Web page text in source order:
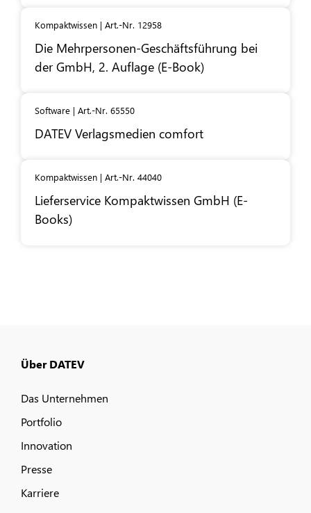
Kompaktwissen | Art.-Nr. 12958
Die Mehrpersonen-Geschäftsführung bei
der GmbH, 2. Auflage (E-Book)
Software | Art.-Nr. 65550
DATEV Verlagsmedien comfort
Kompaktwissen | Art.-Nr. 44040
Lieferservice Kompaktwissen GmbH (E-
Books)
Über DATEV
Das Unternehmen
Portfolio
Innovation
Presse
Karriere